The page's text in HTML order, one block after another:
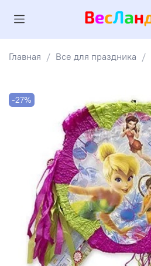
Главная Все для праздника
-27%